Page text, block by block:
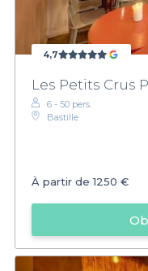
4,7
Les Petits Crus
6 - 50 pers.
Bastille
À partir de1250 €